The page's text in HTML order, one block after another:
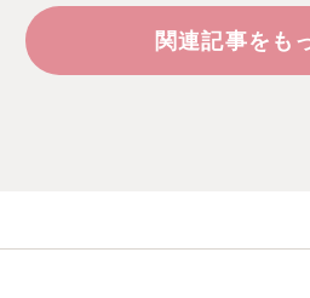
関連記事をも